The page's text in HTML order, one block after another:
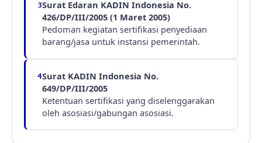
3Surat Edaran KADIN Indonesia No.
426/DP/III/2005 (1 Maret 2005)
Pedoman kegiatan sertifikasi penyediaan
barang/jasa untuk instansi pemerintah.
4Surat KADIN Indonesia No.
649/DP/III/2005
Ketentuan sertifikasi yang diselenggarakan
oleh asosiasi/gabungan asosiasi.